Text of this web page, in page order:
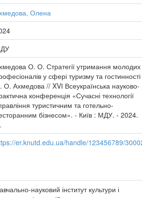
Олена
О. О. Стратегії утримання молодих
у сфері туризму та
О. Ахмедова // XVІ Всеукраїнська науково-
конференція «Сучасні технології
туристичним та готельно-
бізнесом». - Київ : МДУ. - 2024.
er.knutd.edu.ua/handle/123456789/
науковий інститут культури і